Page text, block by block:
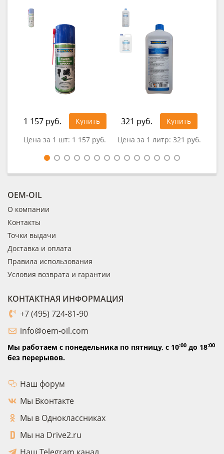
1 157 руб.
Купить
Цена за 1 шт: 1 157 руб.
321 руб.
Купить
Цена за 1 литр: 321 руб.
OEM-OIL
О компании
Контакты
Точки выдачи
Доставка и оплата
Правила использования
Условия возврата и гарантии
КОНТАКТНАЯ ИНФОРМАЦИЯ
+7 (495) 724-81-90
info@oem-oil.com
Мы работаем с понедельника по пятницу, с 10:00 до 18:00
без перерывов.
Наш форум
Мы Вконтакте
Мы в Одноклассниках
Мы на Drive2.ru